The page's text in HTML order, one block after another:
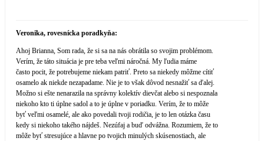
Veronika, rovesnícka poradkyňa:
Ahoj Brianna, Som rada, že si sa na nás obrátila so svojim problémom.
Verím, že táto situácia je pre teba veľmi náročná. My ľudia máme
často pocit, že potrebujeme niekam patriť. Preto sa niekedy môžme cítiť
osamelo ak niekde nezapadame. Nie je to však dôvod nesnažiť sa ďalej.
Možno si ešte nenarazila na správny kolektív dievčat alebo si nespoznala
niekoho kto ti úplne sadol a to je úplne v poriadku. Verím, že to môže
byť veľmi osamelé, ale ako povedali tvoji rodičia, je to len otázka času
kedy si niekoho takého nájdeš. Nezúfaj a buď odvážna. Rozumiem, že to
môže byť stresujúce a hlavne po tvojich minulých skúsenostiach, ale